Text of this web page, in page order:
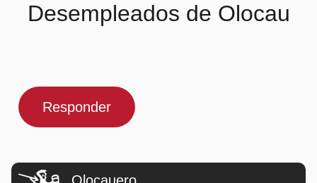
Desempleados de Olocau
Responder